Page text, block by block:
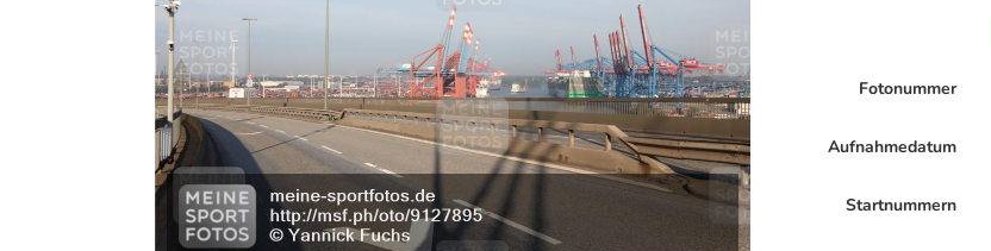
Fotonummer
Aufnahmedatum
Startnummern